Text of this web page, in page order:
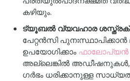
കഴിയും.
ട്യൂബൽ വ്യവഹാര
പേറ്റൻസി പുനഃസ്ഥാപിക്കാൻ
ഉപയോഗിക്കാം ഫാലോപ്യൻ
അല്ലെങ്കിൽ അഡീഷനുകൾ,
ഗർഭം ധരിക്കാനുള്ള സാധ്യത